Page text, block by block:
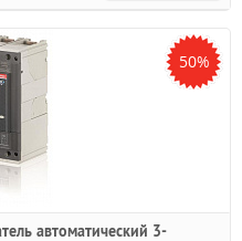
50%
автоматический 3-